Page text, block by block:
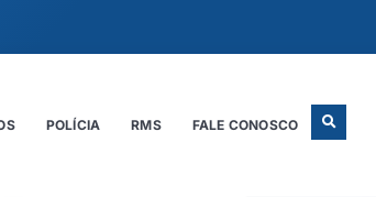
POLÍCIA RMS FALE CONOSCO